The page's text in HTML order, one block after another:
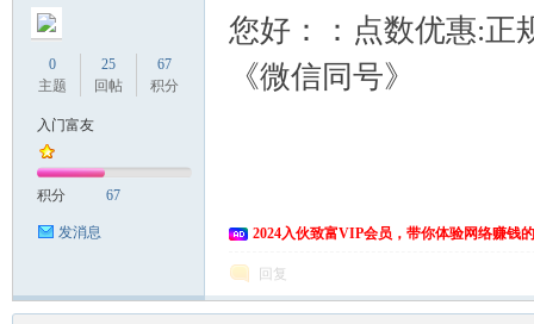
0
主题
25
回帖
67
积分
入门富友
积分 67
发消息
您好：：点数优惠:正
《微信同号》
2024入伙致富VIP会员，带你体验网络赚钱
回复